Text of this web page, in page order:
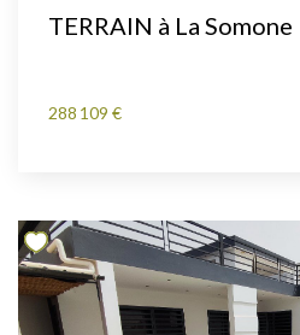
TERRAIN à La Somone
288 109 €